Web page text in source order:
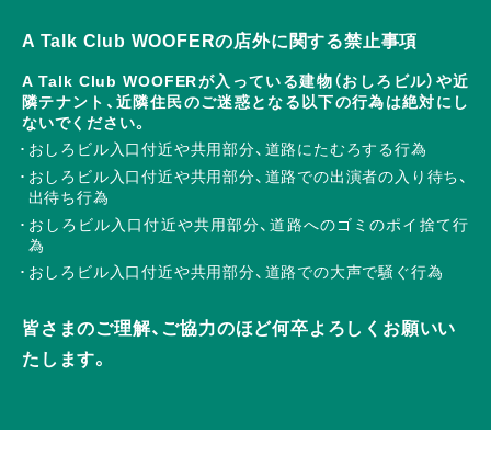
A Talk Club WOOFERの店外に関する禁止事項
A Talk Club WOOFERが入っている建物（おしろビル）や近
隣テナント、近隣住民のご迷惑となる以下の行為は絶対にし
ないでください。
おしろビル入口付近や共用部分、道路にたむろする行為
おしろビル入口付近や共用部分、道路での出演者の入り待ち、
出待ち行為
おしろビル入口付近や共用部分、道路へのゴミのポイ捨て行
為
おしろビル入口付近や共用部分、道路での大声で騒ぐ行為
皆さまのご理解、ご協力のほど何卒よろしくお願いい
たします。